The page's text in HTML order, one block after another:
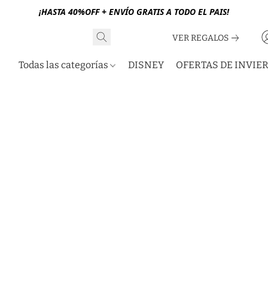
¡HASTA 40%OFF + ENVÍO GRATIS A TODO EL PAIS!
VER REGALOS
Todas las categorías DISNEY OFERTAS DE